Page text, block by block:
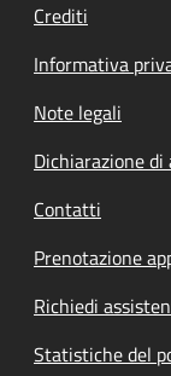
Crediti
Informativa
Note legali
Dichiarazione
Contatti
Prenotazione
Richiedi
Statistiche del